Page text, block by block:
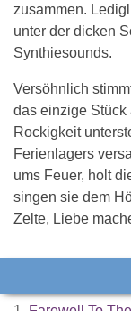
zusammen.
unter der dicken
Synthiesounds.
Versöhnlich
das einzige Stück
Rockigkeit
Ferienlagers
ums Feuer, holt
singen sie dem
Zelte, Liebe